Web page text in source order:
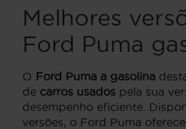
Melhores
Ford Puma
O Ford Puma a gasolina
de carros usados pela sua
desempenho eficiente.
versões, o Ford Puma